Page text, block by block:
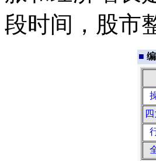
段时间，股市
■